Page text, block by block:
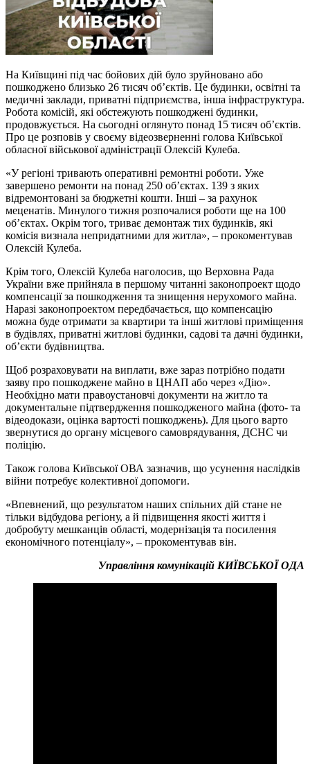
На Київщині під час бойових дій було зруйновано або
пошкоджено близько 26 тисяч об’єктів. Це будинки, освітні та
медичні заклади, приватні підприємства, інша інфраструктура.
Робота комісій, які обстежують пошкоджені будинки,
продовжується. На сьогодні оглянуто понад 15 тисяч об’єктів.
Про це розповів у своєму відеозверненні голова Київської
обласної військової адміністрації Олексій Кулеба.
«У регіоні тривають оперативні ремонтні роботи. Уже
завершено ремонти на понад 250 об’єктах. 139 з яких
відремонтовані за бюджетні кошти. Інші – за рахунок
меценатів. Минулого тижня розпочалися роботи ще на 100
об’єктах. Окрім того, триває демонтаж тих будинків, які
комісія визнала непридатними для житла», – прокоментував
Олексій Кулеба.
Крім того, Олексій Кулеба наголосив, що Верховна Рада
України вже прийняла в першому читанні законопроект щодо
компенсації за пошкодження та знищення нерухомого майна.
Наразі законопроектом передбачається, що компенсацію
можна буде отримати за квартири та інші житлові приміщення
в будівлях, приватні житлові будинки, садові та дачні будинки,
об’єкти будівництва.
Щоб розраховувати на виплати, вже зараз потрібно подати
заяву про пошкоджене майно в ЦНАП або через «Дію».
Необхідно мати правоустановчі документи на житло та
документальне підтвердження пошкодженого майна (фото- та
відеодокази, оцінка вартості пошкоджень). Для цього варто
звернутися до органу місцевого самоврядування, ДСНС чи
поліцію.
Також голова Київської ОВА зазначив, що усунення наслідків
війни потребує колективної допомоги.
«Впевнений, що результатом наших спільних дій стане не
тільки відбудова регіону, а й підвищення якості життя і
добробуту мешканців області, модернізація та посилення
економічного потенціалу», – прокоментував він.
Управління комунікацій КИЇВСЬКОЇ ОДА